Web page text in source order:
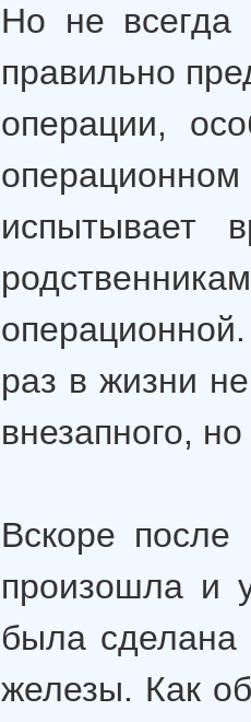
Но не всегда
правильно
операции,
испытывает
раз в жизни
внезапного,
Вскоре после
произошла и
была сделана
железы. Как